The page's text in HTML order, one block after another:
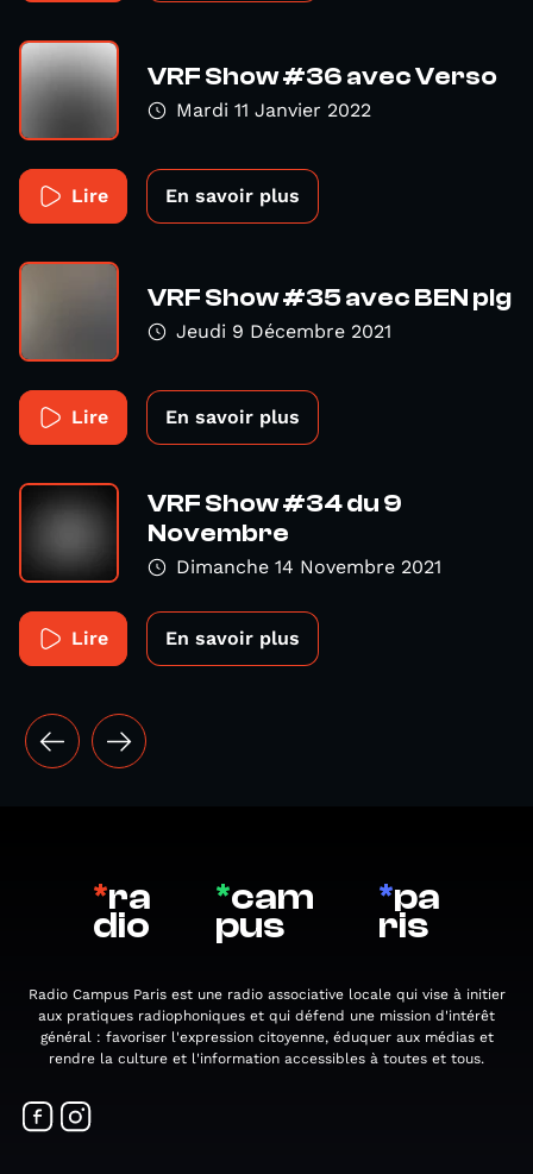
VRF Show #36 avec Verso
Mardi 11 Janvier 2022
Lire En savoir plus
VRF Show #35 avec BEN plg
Jeudi 9 Décembre 2021
Lire En savoir plus
VRF Show #34 du 9
Novembre
Dimanche 14 Novembre 2021
Lire En savoir plus
*ra
dio
*cam
pus
*pa
ris
Radio Campus Paris est une radio associative locale qui vise à initier
aux pratiques radiophoniques et qui défend une mission d'intérêt
général : favoriser l'expression citoyenne, éduquer aux médias et
rendre la culture et l'information accessibles à toutes et tous.